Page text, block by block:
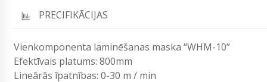
PRECIFIKĀCIJAS
Vienkomponenta laminēšanas maska “WHM-10”
Efektīvais platums: 800mm
Lineārās īpatnības: 0-30 m / min